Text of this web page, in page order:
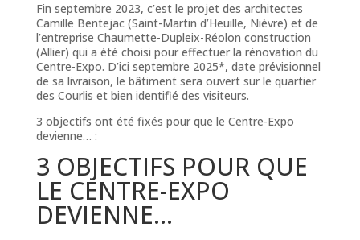
Fin septembre 2023, c’est le projet des architectes
Camille Bentejac (Saint-Martin d’Heuille, Nièvre) et de
l’entreprise Chaumette-Dupleix-Réolon construction
(Allier) qui a été choisi pour effectuer la rénovation du
Centre-Expo. D’ici septembre 2025*, date prévisionnel
de sa livraison, le bâtiment sera ouvert sur le quartier
des Courlis et bien identifié des visiteurs.
3 objectifs ont été fixés pour que le Centre-Expo
devienne… :
3 OBJECTIFS POUR QUE
LE CENTRE-EXPO
DEVIENNE…